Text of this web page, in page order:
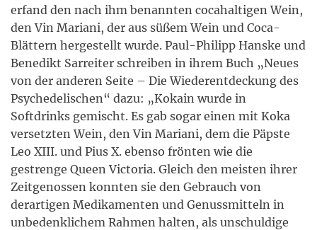
erfand den nach ihm benannten cocahaltigen Wein,
den Vin Mariani, der aus süßem Wein und Coca-
Blättern hergestellt wurde. Paul-Philipp Hanske und
Benedikt Sarreiter schreiben in ihrem Buch „Neues
von der anderen Seite – Die Wiederentdeckung des
Psychedelischen“ dazu: „Kokain wurde in
Softdrinks gemischt. Es gab sogar einen mit Koka
versetzten Wein, den Vin Mariani, dem die Päpste
Leo XIII. und Pius X. ebenso frönten wie die
gestrenge Queen Victoria. Gleich den meisten ihrer
Zeitgenossen konnten sie den Gebrauch von
derartigen Medikamenten und Genussmitteln in
unbedenklichem Rahmen halten, als unschuldige